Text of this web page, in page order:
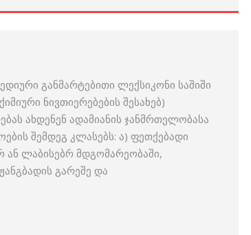
განმარტებითი ლექსიკონი საშიში
ნივთიერებების შესახებ)
ახდენენ ადამიანის ჯანმრთელობასა
შემდეგ კლასებს: ა) ფეთქებადი
ან ლაბისებრ მდგომარეობაში,
გარეშე და